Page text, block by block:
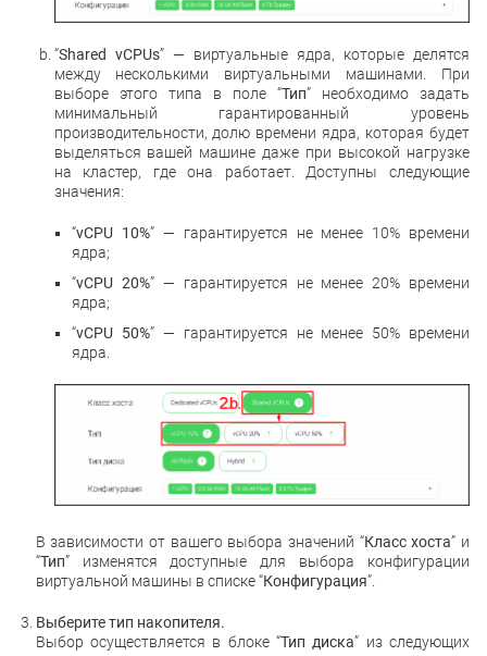
“Shared vCPUs” — виртуальные ядра, которые делятся
между несколькими виртуальными машинами. При
выборе этого типа в поле “Тип” необходимо задать
минимальный гарантированный уровень
производительности, долю времени ядра, которая будет
выделяться вашей машине даже при высокой нагрузке
на кластер, где она работает. Доступны следующие
значения:
“vCPU 10%” — гарантируется не менее 10% времени
ядра;
“vCPU 20%” — гарантируется не менее 20% времени
ядра;
“vCPU 50%” — гарантируется не менее 50% времени
ядра.
В зависимости от вашего выбора значений “Класс хоста” и
“Тип” изменятся доступные для выбора конфигурации
виртуальной машины в списке “Конфигурация”.
Выберите тип накопителя.
Выбор осуществляется в блоке “Тип диска” из следующих